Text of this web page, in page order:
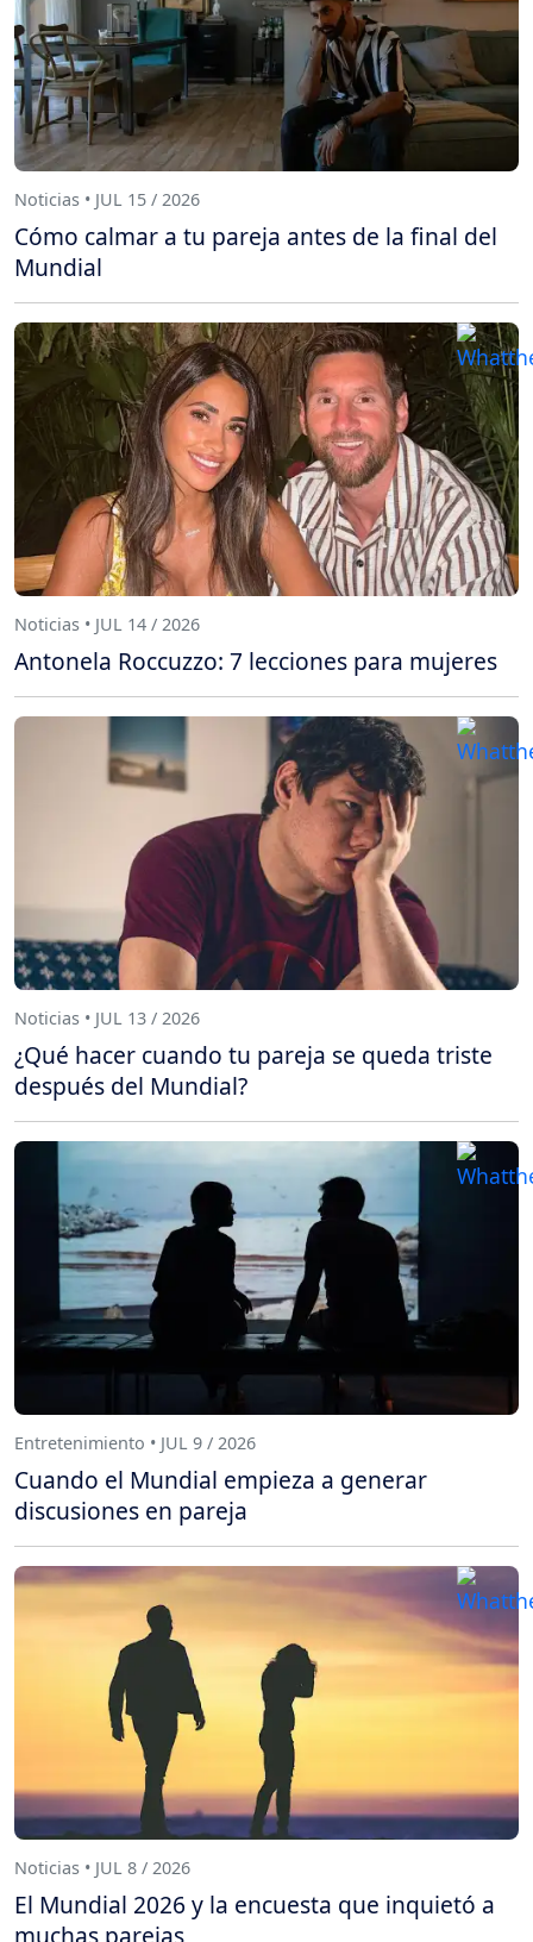
Noticias • JUL 15 / 2026
Cómo calmar a tu pareja antes de la final del
Mundial
Noticias • JUL 14 / 2026
Antonela Roccuzzo: 7 lecciones para mujeres
Noticias • JUL 13 / 2026
¿Qué hacer cuando tu pareja se queda triste
después del Mundial?
Entretenimiento • JUL 9 / 2026
Cuando el Mundial empieza a generar
discusiones en pareja
Noticias • JUL 8 / 2026
El Mundial 2026 y la encuesta que inquietó a
muchas parejas